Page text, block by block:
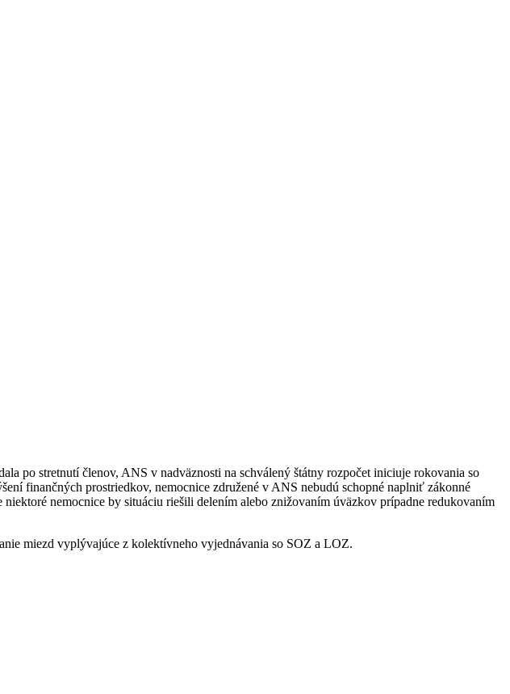
po stretnutí členov, ANS v nadväznosti na schválený štátny rozpočet iniciuje rokovania so
finančných prostriedkov, nemocnice združené v ANS nebudú schopné naplniť zákonné
nemocnice by situáciu riešili delením alebo znižovaním úväzkov prípadne redukovaním
miezd vyplývajúce z kolektívneho vyjednávania so SOZ a LOZ.